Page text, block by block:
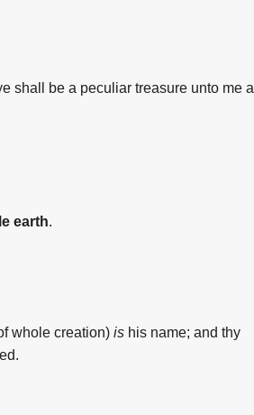
shall be a peculiar treasure unto me
earth.
whole creation) is his name; and thy